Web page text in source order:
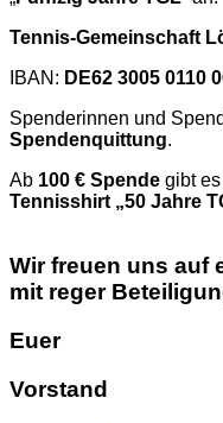
Tennis-Gemeinschaft
IBAN: DE62 3005 0110
Spenderinnen und
Spendenquittung.
Ab 100 € Spende gibt
Tennisshirt „50 Jahre
Wir freuen uns auf
mit reger
Euer
Vorstand